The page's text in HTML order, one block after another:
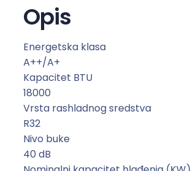
e
l
a
T
A
5
3
F
F
Opis
Energetska klasa
A++/A+
Kapacitet BTU
18000
Vrsta rashladnog sredstva
R32
Nivo buke
40 dB